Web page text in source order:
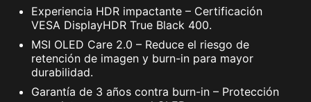
Experiencia HDR impactante – Certificación
VESA DisplayHDR True Black 400.
MSI OLED Care 2.0 – Reduce el riesgo de
retención de imagen y burn-in para mayor
durabilidad.
Garantía de 3 años contra burn-in – Protección